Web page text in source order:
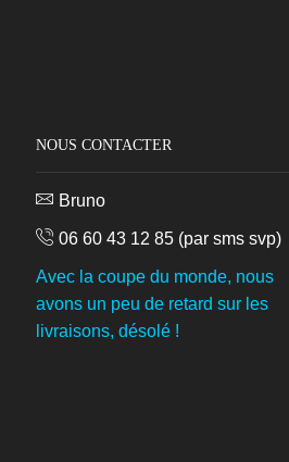
NOUS CONTACTER
Bruno
06 60 43 12 85(par sms svp)
Avec la coupe du monde, nous
avons un peu de retard sur les
livraisons, désolé !